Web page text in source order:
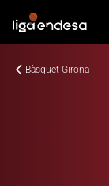
Bàsquet Girona